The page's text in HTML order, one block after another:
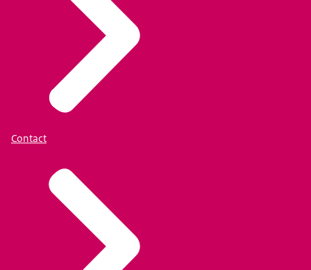
Contact